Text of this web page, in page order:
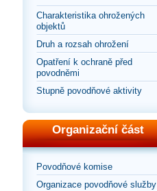
Charakteristika ohrožených
objektů
Druh a rozsah ohrožení
Opatření k ochraně před
povodněmi
Stupně povodňové aktivity
Organizační část
Povodňové komise
Organizace povodňové služby